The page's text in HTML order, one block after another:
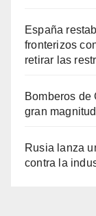
España
fronterizos
retirar las
Bomberos de
gran
Rusia lanza
contra la